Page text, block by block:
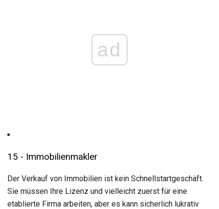
ad
15 - Immobilienmakler
Der Verkauf von Immobilien ist kein Schnellstartgeschäft.
Sie müssen Ihre Lizenz und vielleicht zuerst für eine
etablierte Firma arbeiten, aber es kann sicherlich lukrativ